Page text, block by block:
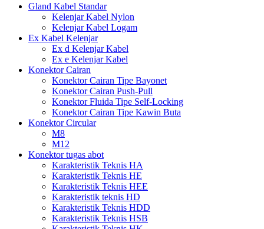
Gland Kabel Standar
Kelenjar Kabel Nylon
Kelenjar Kabel Logam
Ex Kabel Kelenjar
Ex d Kelenjar Kabel
Ex e Kelenjar Kabel
Konektor Cairan
Konektor Cairan Tipe Bayonet
Konektor Cairan Push-Pull
Konektor Fluida Tipe Self-Locking
Konektor Cairan Tipe Kawin Buta
Konektor Circular
M8
M12
Konektor tugas abot
Karakteristik Teknis HA
Karakteristik Teknis HE
Karakteristik Teknis HEE
Karakteristik teknis HD
Karakteristik Teknis HDD
Karakteristik Teknis HSB